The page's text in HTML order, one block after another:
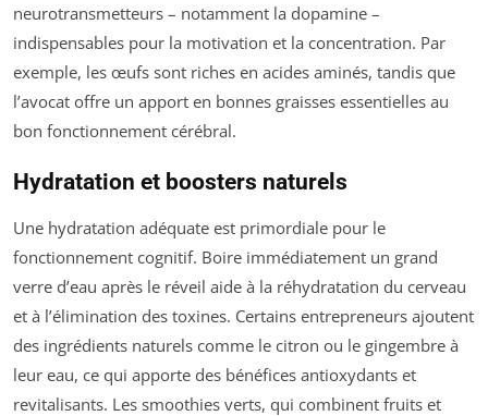
neurotransmetteurs – notamment la dopamine –
indispensables pour la motivation et la concentration. Par
exemple, les œufs sont riches en acides aminés, tandis que
l’avocat offre un apport en bonnes graisses essentielles au
bon fonctionnement cérébral.
Hydratation et boosters naturels
Une hydratation adéquate est primordiale pour le
fonctionnement cognitif. Boire immédiatement un grand
verre d’eau après le réveil aide à la réhydratation du cerveau
et à l’élimination des toxines. Certains entrepreneurs ajoutent
des ingrédients naturels comme le citron ou le gingembre à
leur eau, ce qui apporte des bénéfices antioxydants et
revitalisants. Les smoothies verts, qui combinent fruits et